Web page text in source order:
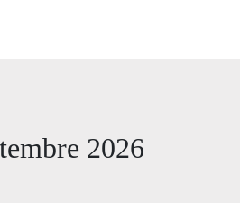
2026